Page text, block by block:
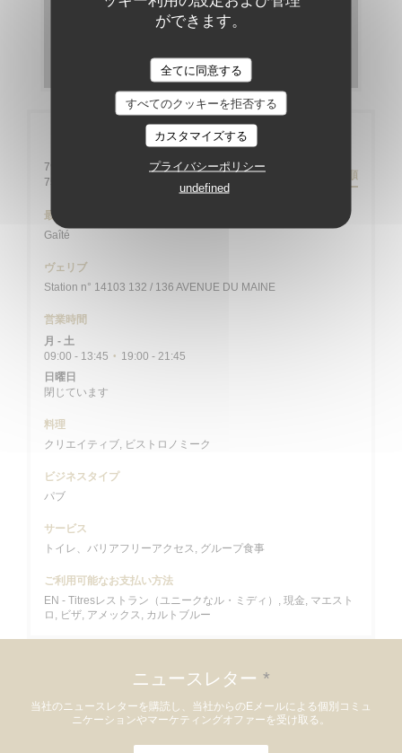
ができます。
全てに同意する
すべてのクッキーを拒否する
カスタマイズする
プライバシーポリシー
undefined
メニュー
メニューを発見する
店舗情報
79 rue Daguerre - 01 43 21 92 29
75014 Paris
((新しいウィンドウで開きます))
道順
最寄り駅
Gaîté
ヴェリブ
Station n° 14103 132 / 136 AVENUE DU MAINE
営業時間
月 - 土
09:00 - 13:45 •
19:00 - 21:45
日曜日
閉じています
料理
クリエイティブ, ビストロノミーク
ビジネスタイプ
パブ
サービス
トイレ、バリアフリーアクセス, グループ食事
ご利用可能なお支払い方法
EN - Titresレストラン（ユニークなル・ミディ）, 現金, マエスト
ロ, ビザ, アメックス, カルトブルー
ニュースレター *
当社のニュースレターを購読し、当社からのEメールによる個別コミュ
ニケーションやマーケティングオファーを受け取る。